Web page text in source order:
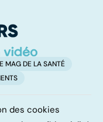
MAG DE LA SANTÉ
des cookies